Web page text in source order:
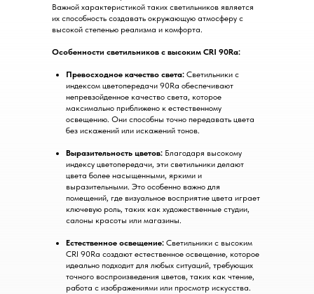
Важной характеристикой таких светильников является
их способность создавать окружающую атмосферу с
высокой степенью реализма и комфорта.
Особенности светильников с высоким CRI 90Ra:
Превосходное качество света: Светильники с
индексом цветопередачи 90Ra обеспечивают
непревзойденное качество света, которое
максимально приближено к естественному
освещению. Они способны точно передавать цвета
без искажений или искажений тонов.
Выразительность цветов: Благодаря высокому
индексу цветопередачи, эти светильники делают
цвета более насыщенными, яркими и
выразительными. Это особенно важно для
помещений, где визуальное восприятие цвета играет
ключевую роль, таких как художественные студии,
салоны красоты или магазины.
Естественное освещение: Светильники с высоким
CRI 90Ra создают естественное освещение, которое
идеально подходит для любых ситуаций, требующих
точного воспроизведения цветов, таких как чтение,
работа с изображениями или просмотр искусства.